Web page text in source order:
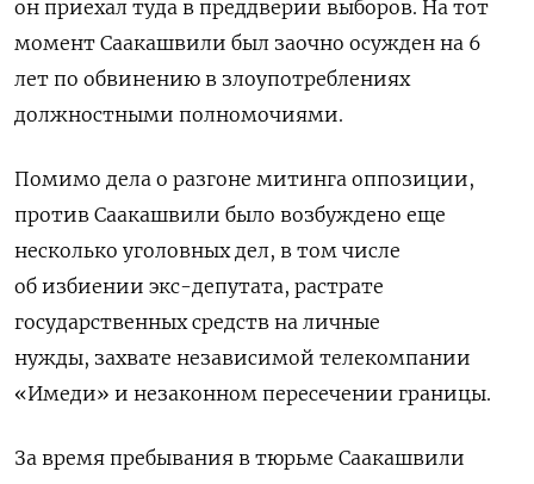
он приехал туда в преддверии выборов. На тот
момент Саакашвили был заочно осужден на 6
лет по обвинению в злоупотреблениях
должностными полномочиями.
Помимо дела о разгоне митинга оппозиции,
против Саакашвили было возбуждено еще
несколько уголовных дел, в том числе
об избиении экс-депутата, растрате
государственных средств на личные
нужды, захвате независимой телекомпании
«Имеди» и незаконном пересечении границы.
За время пребывания в тюрьме Саакашвили